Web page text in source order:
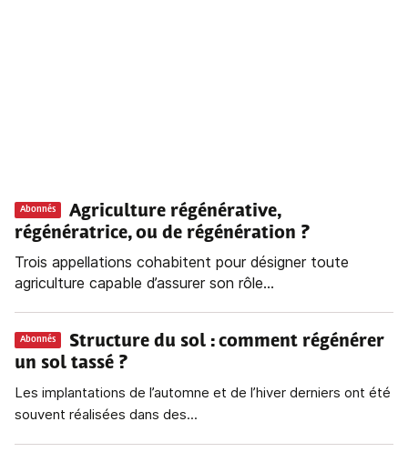
Abonnés
Agriculture régénérative,
régénératrice, ou de régénération ?
Trois appellations cohabitent pour désigner toute
agriculture capable d’assurer son rôle...
Abonnés Structure du sol : comment régénérer
un sol tassé ?
Les implantations de l’automne et de l’hiver derniers ont été
souvent réalisées dans des...